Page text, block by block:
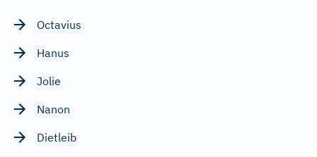
Octavius
Hanus
Jolie
Nanon
Dietleib